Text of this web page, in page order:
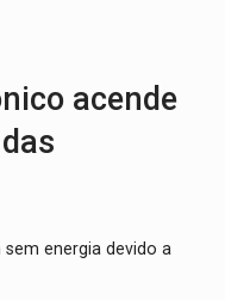
acende
energia devido a